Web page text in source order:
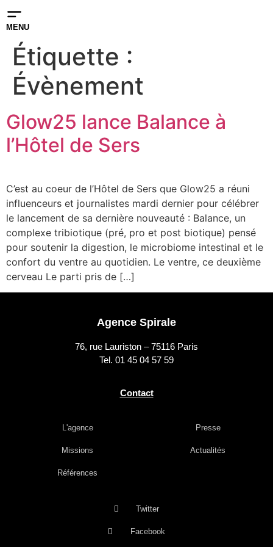
MENU
Étiquette :
Évènement
Glow25 lance Balance à
l’Hôtel de Sers
C’est au coeur de l’Hôtel de Sers que Glow25 a réuni
influenceurs et journalistes mardi dernier pour célébrer
le lancement de sa dernière nouveauté : Balance, un
complexe tribiotique (pré, pro et post biotique) pensé
pour soutenir la digestion, le microbiome intestinal et le
confort du ventre au quotidien. Le ventre, ce deuxième
cerveau Le parti pris de […]
Agence Spirale
76, rue Lauriston – 75116 Paris
Tel. 01 45 04 57 59
Contact
L'agence
Missions
Références
Presse
Actualités
Twitter
Facebook